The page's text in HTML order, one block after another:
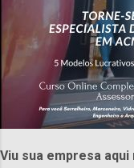
Viu sua empresa aqui